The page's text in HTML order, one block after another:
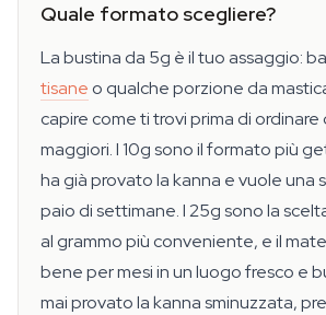
Quale formato scegliere?
La bustina da 5g è il tuo assaggio:
tisane o qualche porzione da
capire come ti trovi prima di
maggiori. I 10g sono il formato più
ha già provato la kanna e vuole una
paio di settimane. I 25g sono la
al grammo più conveniente, e il
bene per mesi in un luogo fresco e
mai provato la kanna sminuzzata,